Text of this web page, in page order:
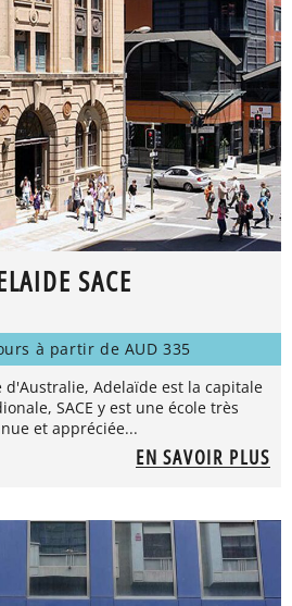
SACE
à partir de AUD 335
Adelaïde est la capitale
SACE y est une école très
et appréciée...
EN SAVOIR PLUS